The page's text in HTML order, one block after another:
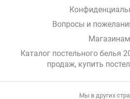
Вопросы и
Магазинам
Каталог постельного белья
продаж, купить
Мы в других